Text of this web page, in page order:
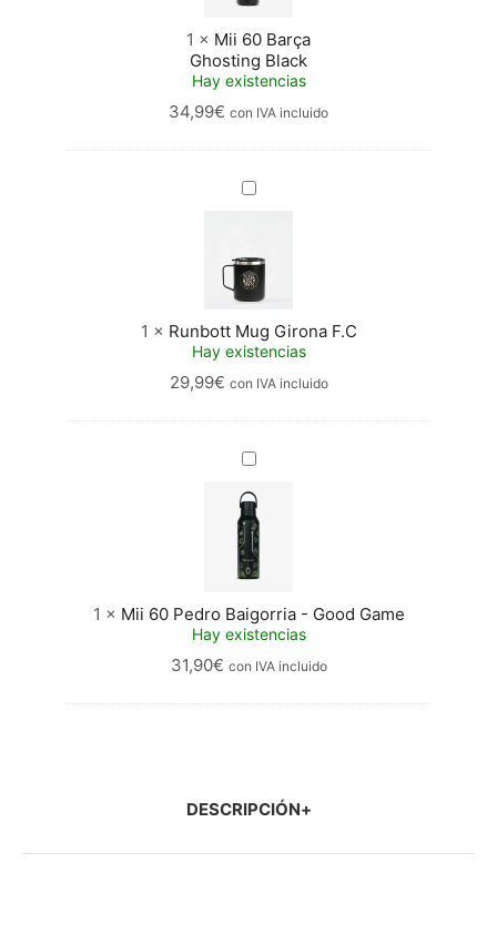
1 × Mii 60 Barça
Ghosting Black
Hay existencias
34,99€ con IVA incluido
Runbott
F.C
1 × Runbott Mug Girona F.C
Hay existencias
29,99€ con IVA incluido
Mii
Pedro
Baigorria
-
Good
Game
1 × Mii 60 Pedro Baigorria - Good Game
Hay existencias
31,90€ con IVA incluido
DESCRIPCIÓN